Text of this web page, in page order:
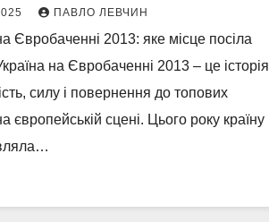
ПАВЛО ЛЕВЧИН
Євробаченні 2013: яке місце посіла
на Євробаченні 2013 – це історія
силу і повернення до топових
європейській сцені. Цього року країну